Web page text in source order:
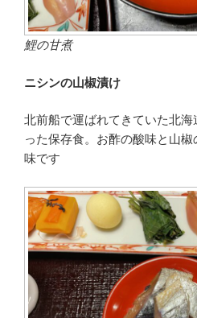
鯉の甘煮
ニシンの山椒漬け
北前船で運ばれてきていた北
った保存食。お酢の酸味と山
味です